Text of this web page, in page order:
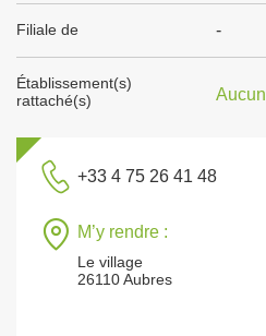
Filiale de -
Établissement(s)
rattaché(s)
Aucun
+33 4 75 26 41 48
M’y rendre :
Le village
26110 Aubres